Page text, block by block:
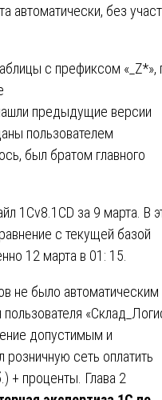
автоматически, без
с префиксом «_Z*»,
предыдущие версии
пользователем
был братом главного
1Cv8.1CD за 9 марта. В
с текущей базой
12 марта в 01: 15.
не было автоматическим
допустимым и
сеть оплатить
+ проценты. Глава 2